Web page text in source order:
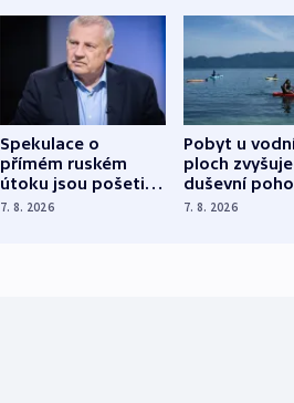
Spekulace o
přímém ruském
útoku jsou pošetilé,
míní estonský
7. 8. 2026
Pobyt u
ploch zvyšuje
duševní
ukázala
7. 8. 2026